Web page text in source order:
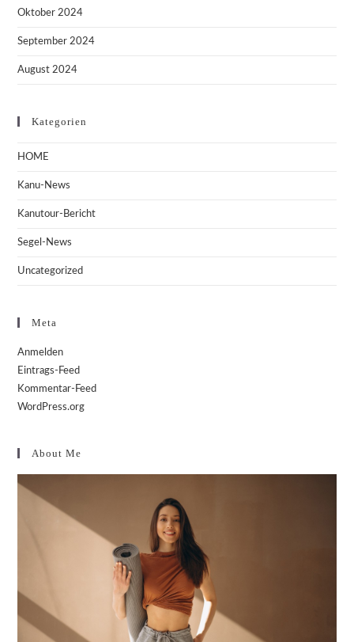
Oktober 2024
September 2024
August 2024
Kategorien
HOME
Kanu-News
Kanutour-Bericht
Segel-News
Uncategorized
Meta
Anmelden
Eintrags-Feed
Kommentar-Feed
WordPress.org
About Me